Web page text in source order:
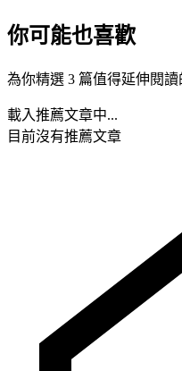
你可能也喜歡
為你精選 3 篇值得延伸閱讀
載入推薦文章中...
目前沒有推薦文章